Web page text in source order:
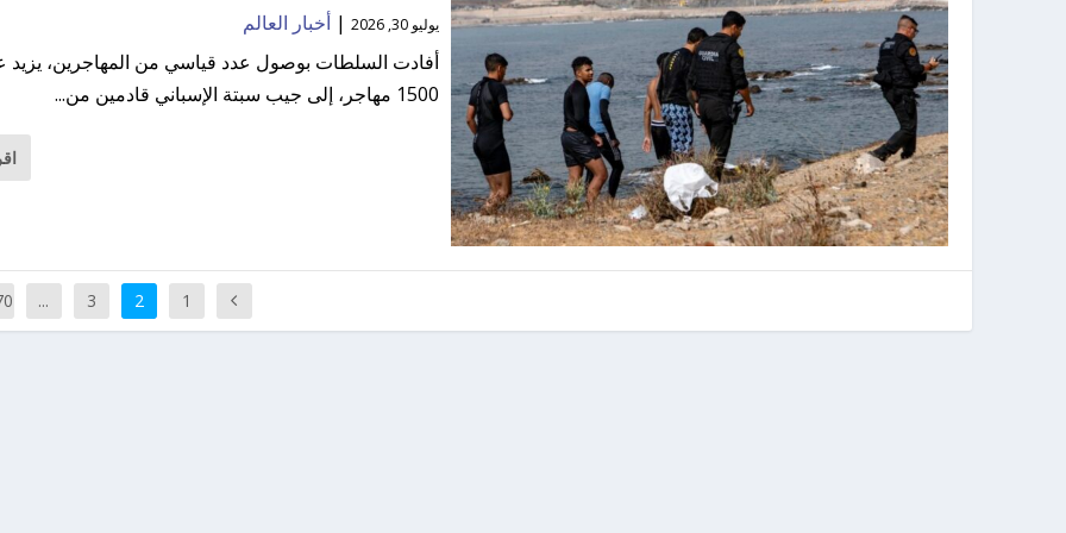
يوليو 30, 2026 | أخبار العالم
أفادت السلطات بوصول عدد قياسي من المهاجرين، يزيد
1500 مهاجر، إلى جيب سبتة الإسباني قادمين من...
1
2
3
...